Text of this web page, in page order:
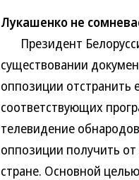
Лукашенко не
Президент
существовании
оппозиции отстранить
соответствующих
телевидение
оппозиции получить
стране. Основной